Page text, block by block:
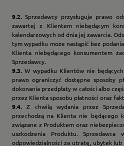
9.2. Sprzedawcy przysługuje prawo
zawartej z Klientem niebędącym
kalendarzowych od dnia jej zawarcia.
tym wypadku może nastąpić bez
Klienta niebędącego konsumentem
Sprzedawcy.
9.3. W wypadku Klientów nie
prawo ograniczyć dostępne sposoby
dokonania przedpłaty w całości albo
przez Klienta sposobu płatności oraz
9.4. Z chwilą wydania przez
przechodzą na Klienta nie będącego
związane z Produktem oraz
uszkodzenia Produktu.
odpowiedzialności za utratę, ubytek lub